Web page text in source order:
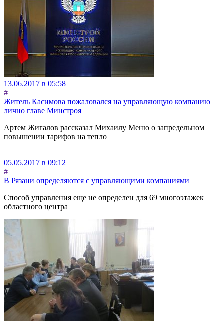
13.06.2017 в 05:58
#
Житель Касимова пожаловался на управляющую компанию
лично главе Минстроя
Артем Жигалов рассказал Михаилу Меню о запредельном
повышении тарифов на тепло
05.05.2017 в 09:12
#
В Рязани определяются с управляющими компаниями
Способ управления еще не определен для 69 многоэтажек
областного центра